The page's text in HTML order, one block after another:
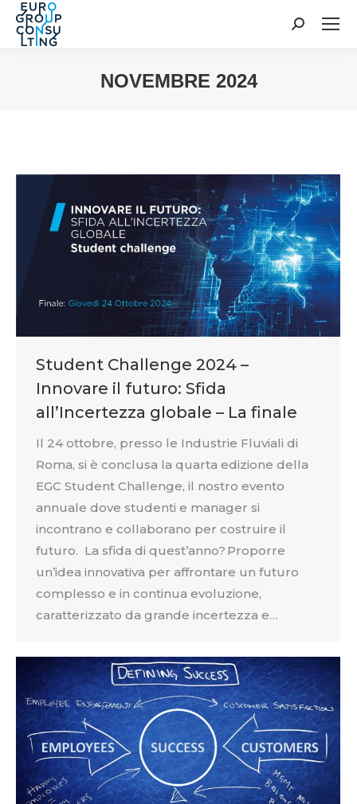
Cerca:
NOVEMBRE 2024
Student Challenge 2024 –
Innovare il futuro: Sfida
all’Incertezza globale – La finale
Il 24 ottobre, presso le Industrie Fluviali di
Roma, si è conclusa la quarta edizione della
EGC Student Challenge, il nostro evento
annuale dove studenti e manager si
incontrano e collaborano per costruire il
futuro. La sfida di quest’anno? Proporre
un’idea innovativa per affrontare un futuro
complesso e in continua evoluzione,
caratterizzato da grande incertezza e…